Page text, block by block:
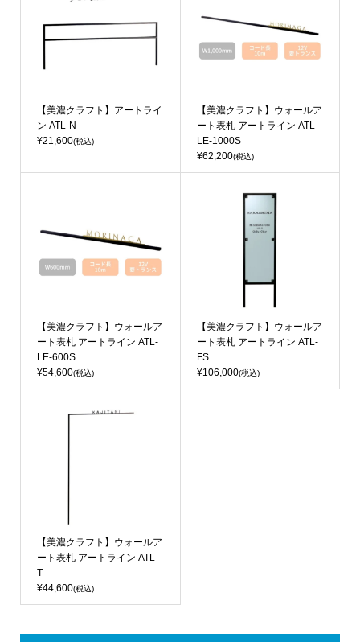
【美濃クラフト】アートライ
ン ATL-N
¥21,600(税込)
【美濃クラフト】ウォールア
ート表札 アートライン ATL-
LE-1000S
¥62,200(税込)
【美濃クラフト】ウォールア
ート表札 アートライン ATL-
LE-600S
¥54,600(税込)
【美濃クラフト】ウォールア
ート表札 アートライン ATL-
FS
¥106,000(税込)
【美濃クラフト】ウォールア
ート表札 アートライン ATL-
T
¥44,600(税込)